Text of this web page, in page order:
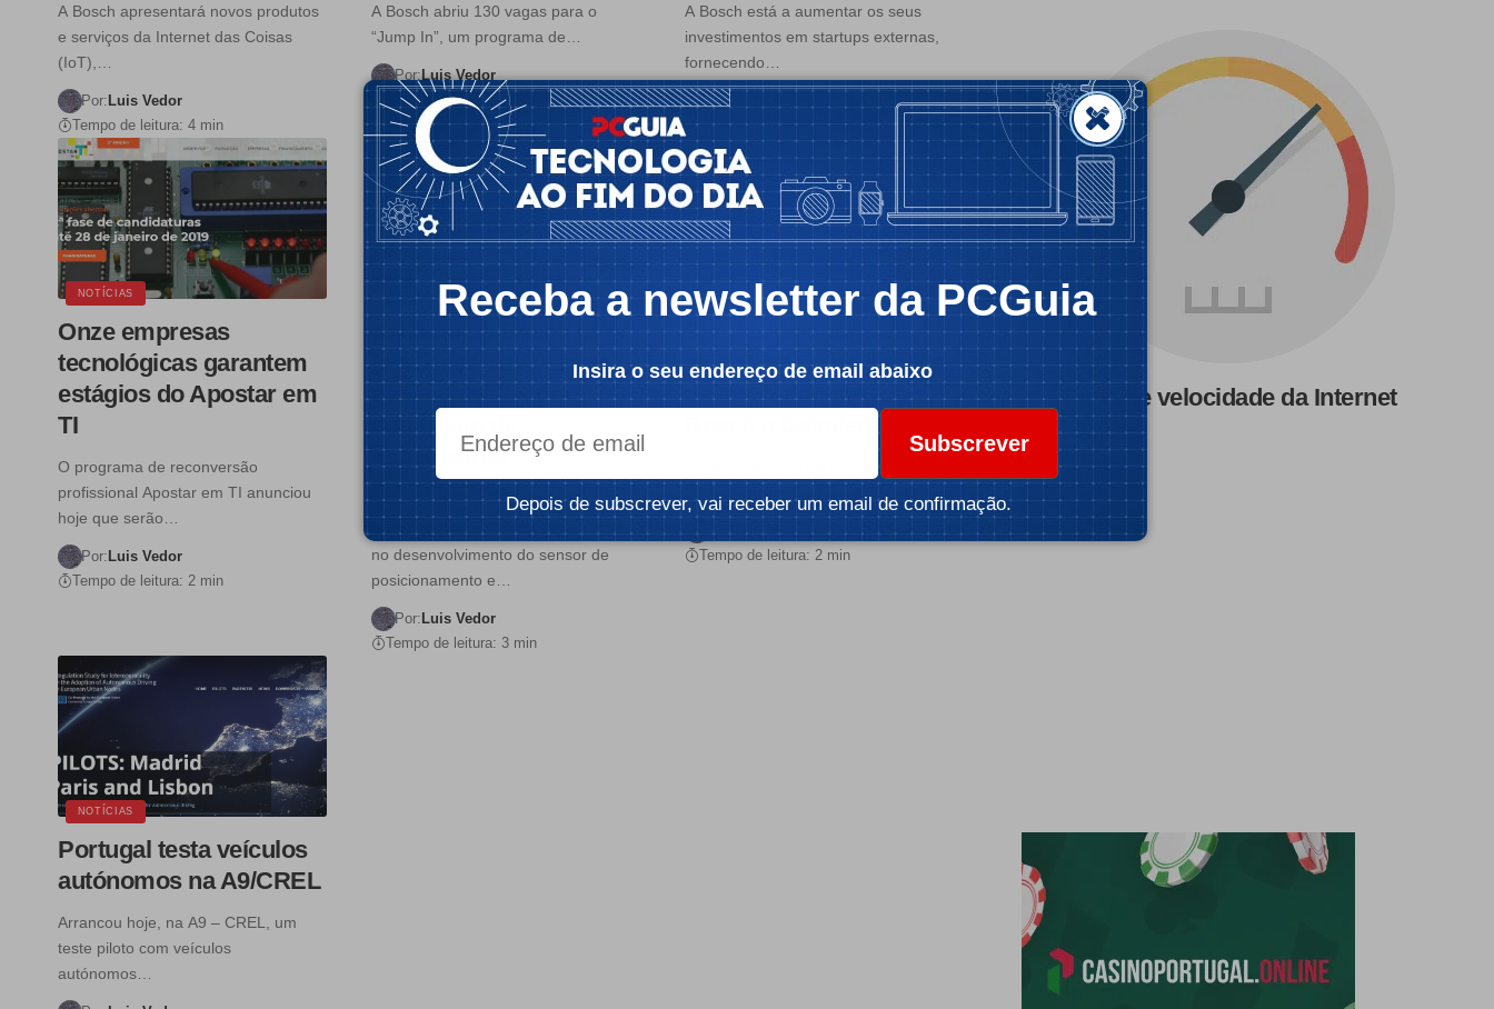
A Bosch apresentará novos produtos
e serviços da Internet das Coisas
(IoT),…
Por:Luis Vedor
Tempo de leitura: 4 min
A Bosch abriu 130 vagas para o
“Jump In”, um programa de…
Por:Luis Vedor
Tempo de leitura: 2 min
A Bosch está a aumentar os seus
investimentos em startups externas,
fornecendo…
Por:
Tempo de leitura: 1 min
NOTÍCIAS
Onze empresas
tecnológicas garantem
estágios do Apostar em
TI
O programa de reconversão
profissional Apostar em TI anunciou
hoje que serão…
Por: Luis Vedor
Tempo de leitura: 2 min
NOTÍCIAS
Sistema da Bosch para
localização de veículos
desenvolvido com
contributo de
engenheiros
portugueses
no desenvolvimento do sensor de
posicionamento e…
Por: Luis Vedor
Tempo de leitura: 3 min
NOTÍCIAS
San José poderá ser
cidade piloto no serviço
de táxi autónomo da
Localizada na costa sul da Baía de
Por:
Luis Vedor
Tempo de leitura: 2 min
NOTÍCIAS
Portugal testa veículos
autónomos na A9/CREL
Arrancou hoje, na A9 – CREL, um
teste piloto com veículos
autónomos…
Teste de velocidade da Internet
Receba a newsletter da PCGuia
Insira o seu endereço de email abaixo
Subscrever
Depois de subscrever, vai receber um email de confirmação.